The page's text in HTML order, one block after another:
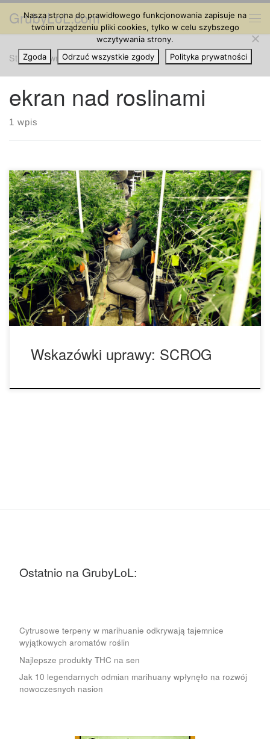
Przejdź do treści
GrubyLoL.com
Strona główna » ekran nad roslinami
ekran nad roslinami
1 wpis
Metoda „Screen of Green”, lepiej znana jako „ScrOG”, jest
techniką, która pomaga stworzyć piękny, równomierny
baldachim, jednocześnie optymalizując wydajność na metr
kwadratowy. Wszystko polega na manipulowaniu gałęziami
rośliny tak, aby rosły w poziomie, a nie w pionie, aby więcej
węzłów kwiatowych miało dostęp do źródła energii (do
światła!). ScrOG jest […]
Wskazówki uprawy: SCROG
Ostatnio na GrubyLoL:
Cytrusowe terpeny w marihuanie odkrywają tajemnice
wyjątkowych aromatów roślin
Najlepsze produkty THC na sen
Jak 10 legendarnych odmian marihuany wpłynęło na rozwój
nowoczesnych nasion
Nasza strona do prawidłowego funkcjonowania zapisuje na
twoim urządzeniu pliki cookies, tylko w celu szybszego
wczytywania strony.
Zgoda
Odrzuć wszystkie zgody Polityka prywatności